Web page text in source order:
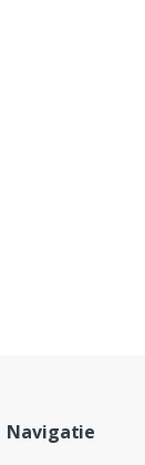
Navigatie